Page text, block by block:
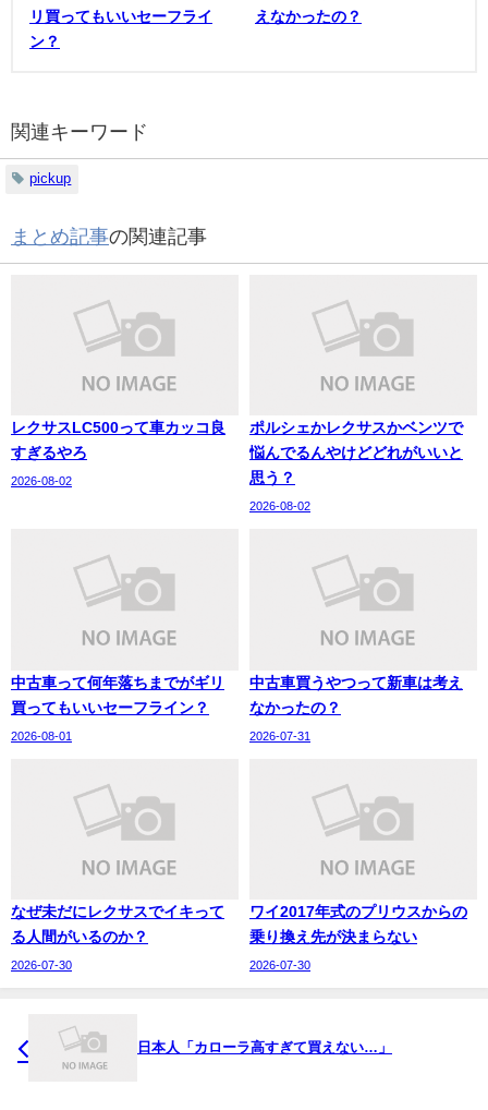
リ買ってもいいセーフライ
ン？
えなかったの？
関連キーワード
pickup
まとめ記事の関連記事
レクサスLC500って車カッコ良
すぎるやろ
2026-08-02
ポルシェかレクサスかベンツで
悩んでるんやけどどれがいいと
思う？
2026-08-02
中古車って何年落ちまでがギリ
買ってもいいセーフライン？
2026-08-01
中古車買うやつって新車は考え
なかったの？
2026-07-31
なぜ未だにレクサスでイキって
る人間がいるのか？
2026-07-30
ワイ2017年式のプリウスからの
乗り換え先が決まらない
2026-07-30
日本人「カローラ高すぎて買えない…」